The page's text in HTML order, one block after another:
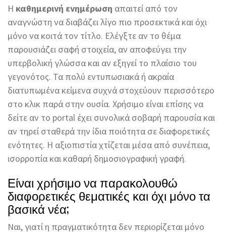
Η καθημερινή ενημέρωση απαιτεί από τον
αναγνώστη να διαβάζει λίγο πιο προσεκτικά και όχι
μόνο να κοιτά τον τίτλο. Ελέγξτε αν το θέμα
παρουσιάζει σαφή στοιχεία, αν αποφεύγει την
υπερβολική γλώσσα και αν εξηγεί το πλαίσιο του
γεγονότος. Τα πολύ εντυπωσιακά ή ακραία
διατυπωμένα κείμενα συχνά στοχεύουν περισσότερο
στο κλικ παρά στην ουσία. Χρήσιμο είναι επίσης να
δείτε αν το portal έχει συνολικά σοβαρή παρουσία και
αν τηρεί σταθερά την ίδια ποιότητα σε διαφορετικές
ενότητες. Η αξιοπιστία χτίζεται μέσα από συνέπεια,
ισορροπία και καθαρή δημοσιογραφική γραφή.
Είναι χρήσιμο να παρακολουθώ
διαφορετικές θεματικές και όχι μόνο τα
βασικά νέα;
Ναι, γιατί η πραγματικότητα δεν περιορίζεται μόνο